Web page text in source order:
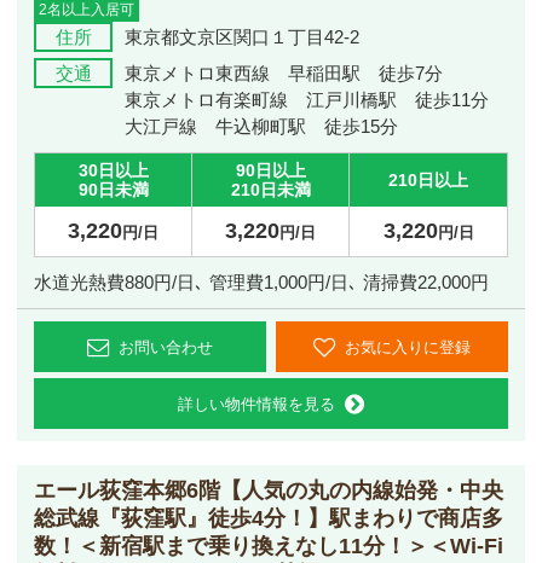
2名以上入居可
住所
東京都文京区関口１丁目42-2
交通
東京メトロ東西線 早稲田駅 徒歩7分
東京メトロ有楽町線 江戸川橋駅 徒歩11分
大江戸線 牛込柳町駅 徒歩15分
30日以上
90日未満
90日以上
210日未満
210日以上
3,220円/日 3,220円/日 3,220円/日
水道光熱費880円/日､ 管理費1,000円/日､ 清掃費22,000円
お問い合わせ お気に入りに登録
詳しい物件情報を見る
エール荻窪本郷6階【人気の丸の内線始発・中央
総武線『荻窪駅』徒歩4分！】駅まわりで商店多
数！＜新宿駅まで乗り換えなし11分！＞＜Wi-Fi